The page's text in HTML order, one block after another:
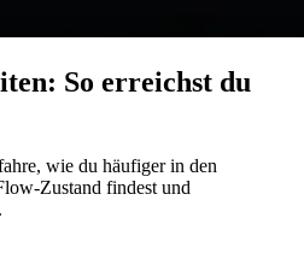
So erreichst du
wie du häufiger in den
Zustand findest und